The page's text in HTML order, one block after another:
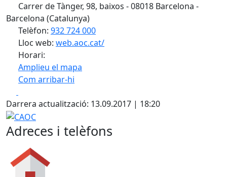
Carrer de Tànger, 98, baixos - 08018 Barcelona -
Barcelona (Catalunya)
Telèfon: 932 724 000
Lloc web: web.aoc.cat/
Horari:
Amplieu el mapa
Com arribar-hi
+
−
Darrera actualització: 13.09.2017 | 18:20
CAOC
Adreces i telèfons